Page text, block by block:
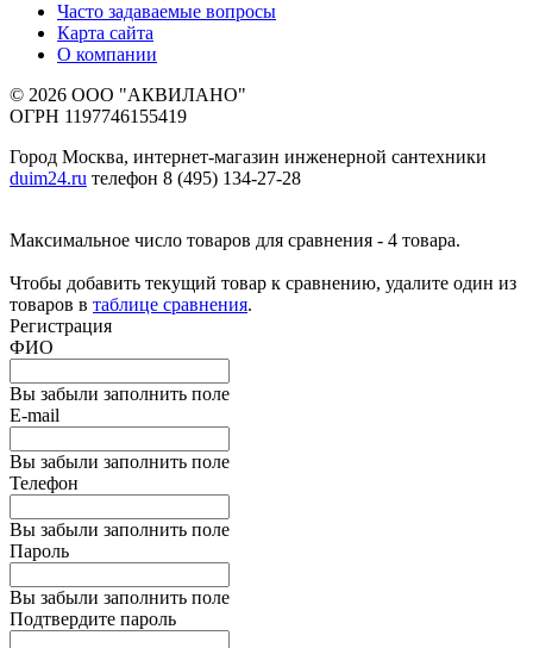
Часто задаваемые вопросы
Карта сайта
О компании
© 2026 ООО "АКВИЛАНО"
ОГРН 1197746155419
Город Москва, интернет-магазин инженерной сантехники
duim24.ru телефон 8 (495) 134-27-28
Максимальное число товаров для сравнения - 4 товара.
Чтобы добавить текущий товар к сравнению, удалите один из
товаров в таблице сравнения.
Регистрация
ФИО
Вы забыли заполнить поле
E-mail
Вы забыли заполнить поле
Телефон
Вы забыли заполнить поле
Пароль
Вы забыли заполнить поле
Подтвердите пароль